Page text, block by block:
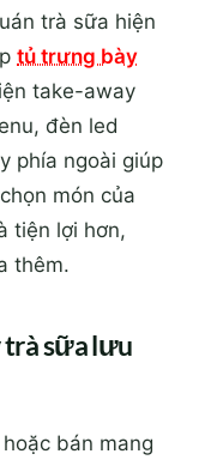
trà sữa hiện
tủ trưng bày
take-away
đèn led
phía ngoài giúp
món của
tiện lợi hơn,
thêm.
trà sữa lưu
bán mang